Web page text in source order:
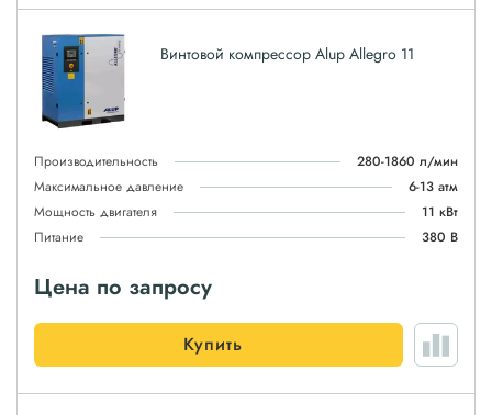
Винтовой компрессор Alup Allegro 11
Производительность
280-1860 л/мин
Максимальное давление
6-13 атм
Мощность двигателя
11 кВт
Питание
380 В
Цена по запросу
Купить